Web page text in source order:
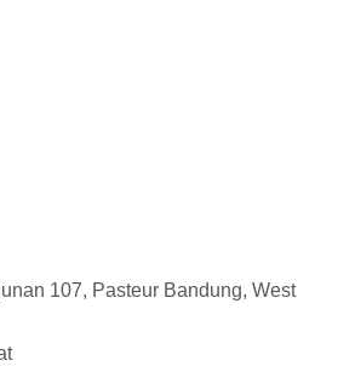
107, Pasteur Bandung, West